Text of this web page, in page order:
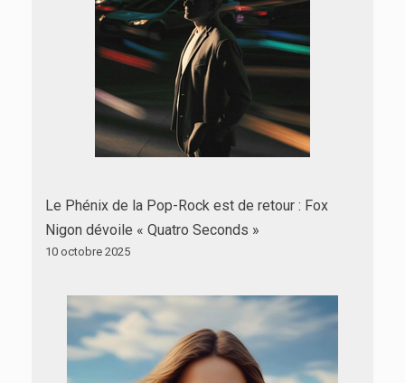
Le Phénix de la Pop-Rock est de retour : Fox
Nigon dévoile « Quatro Seconds »
10 octobre 2025